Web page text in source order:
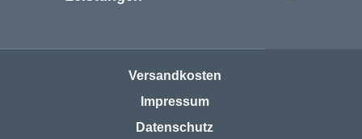
Versandkosten
Impressum
Datenschutz